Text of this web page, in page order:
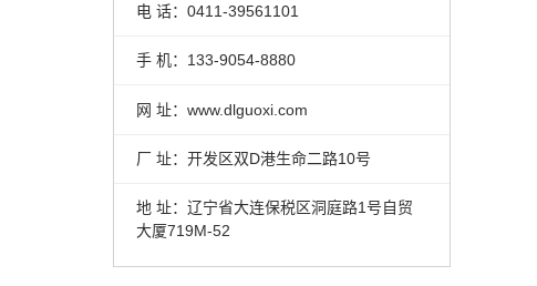
电 话：0411-39561101
手 机：133-9054-8880
网 址：www.dlguoxi.com
厂 址：开发区双D港生命二路10号
地 址：辽宁省大连保税区洞庭路1号自贸
大厦719M-52